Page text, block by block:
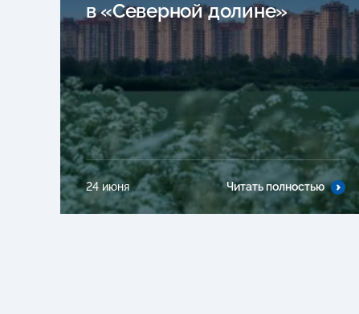
в «Северной долине»
24 июня Читать полностью